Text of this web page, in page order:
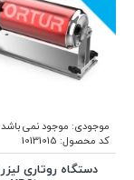
موجودی: موجود نمی باشد
کد محصول: 10131015